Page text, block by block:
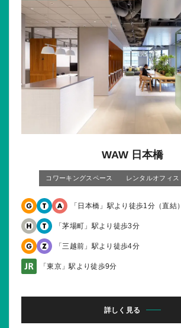
WAW 日本橋
コワーキングスペース レンタルオフィス
「日本橋」駅より徒歩1分（直結）
「茅場町」駅より徒歩3分
「三越前」駅より徒歩4分
「東京」駅より徒歩9分
詳しく見る